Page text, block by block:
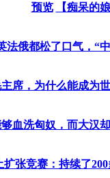
预览 【痴呆的
法俄都松了口气，“
席，为什么能成为
血洗匈奴，而大汉
张竞赛：持续了